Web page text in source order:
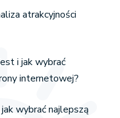
atrakcyjności
i jak wybrać
internetowej?
wybrać najlepszą